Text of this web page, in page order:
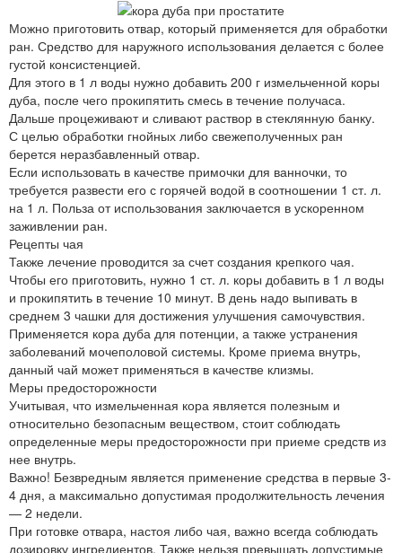
Можно приготовить отвар, который применяется для обработки
ран. Средство для наружного использования делается с более
густой консистенцией.
Для этого в 1 л воды нужно добавить 200 г измельченной коры
дуба, после чего прокипятить смесь в течение получаса.
Дальше процеживают и сливают раствор в стеклянную банку.
С целью обработки гнойных либо свежеполученных ран
берется неразбавленный отвар.
Если использовать в качестве примочки для ванночки, то
требуется развести его с горячей водой в соотношении 1 ст. л.
на 1 л. Польза от использования заключается в ускоренном
заживлении ран.
Рецепты чая
Также лечение проводится за счет создания крепкого чая.
Чтобы его приготовить, нужно 1 ст. л. коры добавить в 1 л воды
и прокипятить в течение 10 минут. В день надо выпивать в
среднем 3 чашки для достижения улучшения самочувствия.
Применяется кора дуба для потенции, а также устранения
заболеваний мочеполовой системы. Кроме приема внутрь,
данный чай может применяться в качестве клизмы.
Меры предосторожности
Учитывая, что измельченная кора является полезным и
относительно безопасным веществом, стоит соблюдать
определенные меры предосторожности при приеме средств из
нее внутрь.
Важно! Безвредным является применение средства в первые 3-
4 дня, а максимально допустимая продолжительность лечения
— 2 недели.
При готовке отвара, настоя либо чая, важно всегда соблюдать
дозировку ингредиентов. Также нельзя превышать допустимые